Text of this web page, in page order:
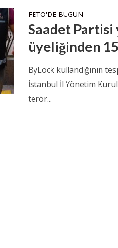
FETÖ'DE BUGÜN
Saadet
üyeliğinden
ByLock kullandığının
İstanbul İl Yönetim
terör...